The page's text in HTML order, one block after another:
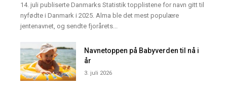
14. juli publiserte Danmarks Statistik topplistene for navn gitt til
nyfødte i Danmark i 2025. Alma ble det mest populære
jentenavnet, og sendte fjorårets...
Navnetoppen på Babyverden til nå i
år
3. juli 2026